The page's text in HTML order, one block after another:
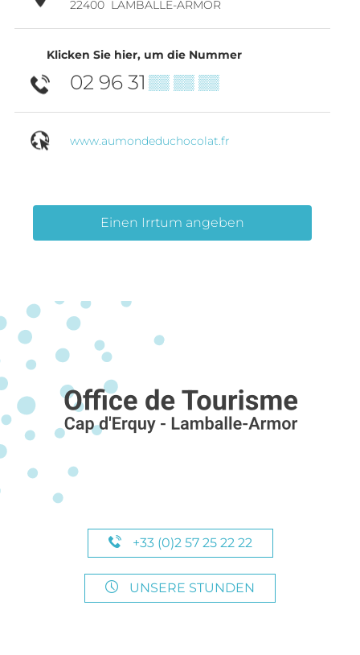
22400 LAMBALLE-ARMOR
Klicken Sie hier, um die Nummer
02 96 31 ▒▒ ▒▒ ▒▒
www.aumondeduchocolat.fr
Einen Irrtum angeben
+33 (0)2 57 25 22 22
UNSERE STUNDEN